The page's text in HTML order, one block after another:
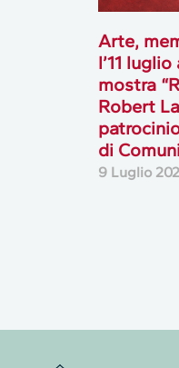
Arte,
l’11
mostra
Robert
di
9 Luglio